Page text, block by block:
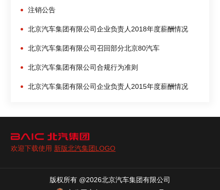
注销公告
北京汽车集团有限公司企业负责人2018年度薪酬情况
北京汽车集团有限公司召回部分北京80汽车
北京汽车集团有限公司合规行为准则
北京汽车集团有限公司企业负责人2015年度薪酬情况
欢迎下载使用 新版北汽集团LOGO
版权所有 @2026北京汽车集团有限公司